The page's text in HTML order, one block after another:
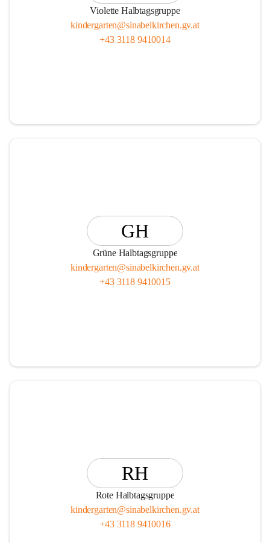
Violette Halbtagsgruppe
kindergarten@sinabelkirchen.gv.at
+43 3118 9410014
GH
Grüne Halbtagsgruppe
kindergarten@sinabelkirchen.gv.at
+43 3118 9410015
RH
Rote Halbtagsgruppe
kindergarten@sinabelkirchen.gv.at
+43 3118 9410016